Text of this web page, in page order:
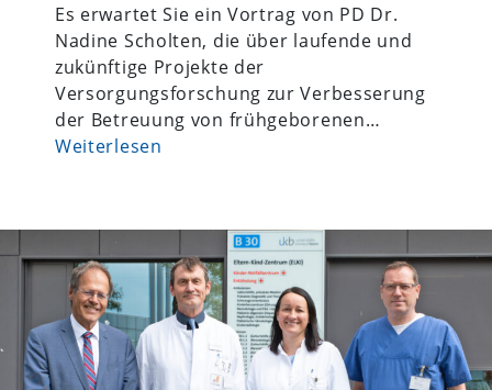
Es erwartet Sie ein Vortrag von PD Dr.
Nadine Scholten, die über laufende und
zukünftige Projekte der
Versorgungsforschung zur Verbesserung
der Betreuung von frühgeborenen…
Weiterlesen